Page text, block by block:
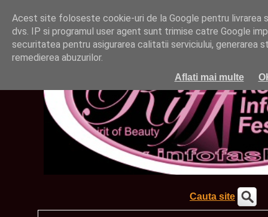
Acest site foloseste cookie-uri de la Google pentru livrarea
dvs. IP si programul user agent sunt trimise catre Google
securitatea pentru asigurarea calitatii serviciului, generarea
remedierea abuzurilor.
Aflati mai multe
Cauta site